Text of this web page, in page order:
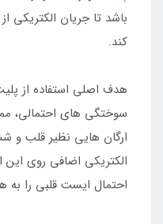
باشد تا جریان الکتریکی
کند.
هدف اصلی استفاده از
سوختگی های احتمالی،
ارگان هایی نظیر قلب و
الکتریکی اضافی روی
احتمال ایست قلبی را به